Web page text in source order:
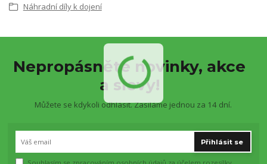
Náhradní díly k dojení
Nepropásněte novinky, akce
a slevy!
Můžete se kdykoli odhlásit. Zasíláme jednou za 14 dní.
Přihlásit se